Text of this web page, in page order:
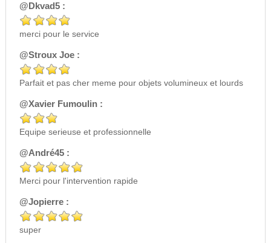
@Dkvad5 :
merci pour le service
@Stroux Joe :
Parfait et pas cher meme pour objets volumineux et lourds
@Xavier Fumoulin :
Equipe serieuse et professionnelle
@André45 :
Merci pour l'intervention rapide
@Jopierre :
super